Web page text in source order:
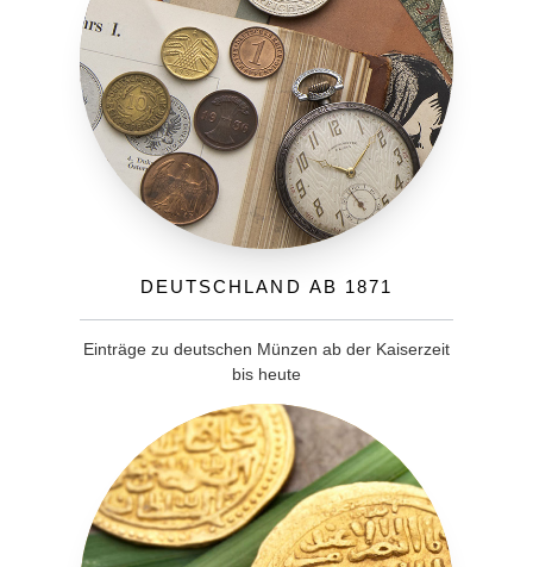
Deutschland ab 1871
Einträge zu deutschen Münzen ab der Kaiserzeit
bis heute